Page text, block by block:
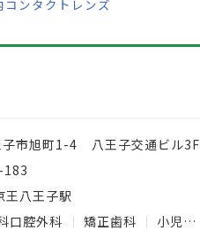
ンタクトレンズ
子市旭町1-4 八王子交通ビル3F
王八王子駅
口腔外科 矯正歯科 小児歯科